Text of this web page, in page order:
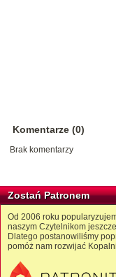
Komentarze (0)
Brak komentarzy
Zostań Patronem
Od 2006 roku
naszym Czytelnikom
Dlatego postanowiliśmy
pomóż nam rozwijać